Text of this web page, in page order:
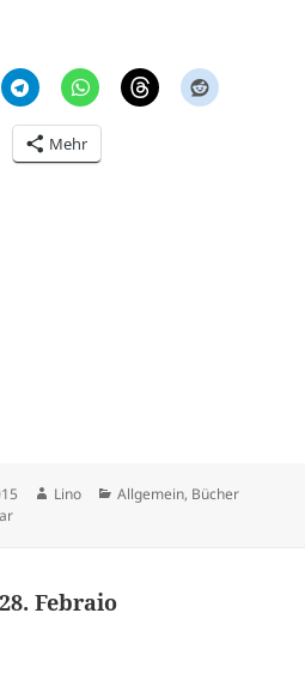
Mehr
Autor
Lino Kategorien
Allgemein, Bücher
zu Raúl Aguayo-Krauthausen –
Febraio